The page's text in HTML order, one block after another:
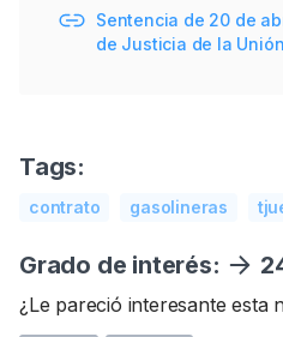
Sentencia de 20 de
de Justicia de la
Tags:
contrato gasolineras
Grado de interés:
¿Le pareció interesante esta